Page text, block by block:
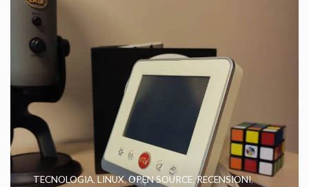
TECNOLOGIA ,LINUX,OPEN SOURCE ,RECENSIONI,